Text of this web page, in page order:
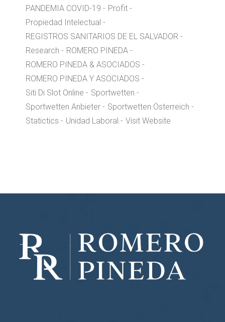
PANDEMIA COVID-19
Profit
Propiedad Intelectual
REGISTROS SANITARIOS DE EL SALVADOR
Research
ROMERO PINEDA
ROMERO PINEDA & ASOCIADOS
ROMERO PINEDA Y ASOCIADOS
Siti Di Slot Online
Sportwetten
Sportwetten Anbieter
Sportwetten Österreich
Statictics
Unidad Laboral Visit Website